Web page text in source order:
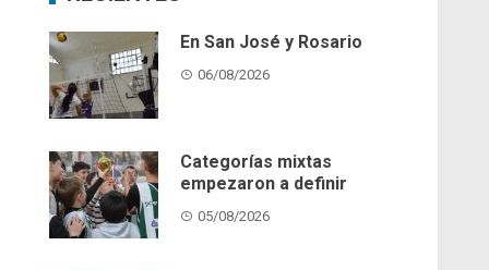
En San José y Rosario
06/08/2026
Categorías mixtas
empezaron a definir
05/08/2026